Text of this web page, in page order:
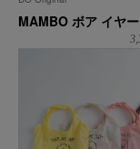
MAMBO ボア イヤ